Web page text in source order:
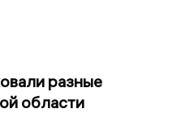
разные
области